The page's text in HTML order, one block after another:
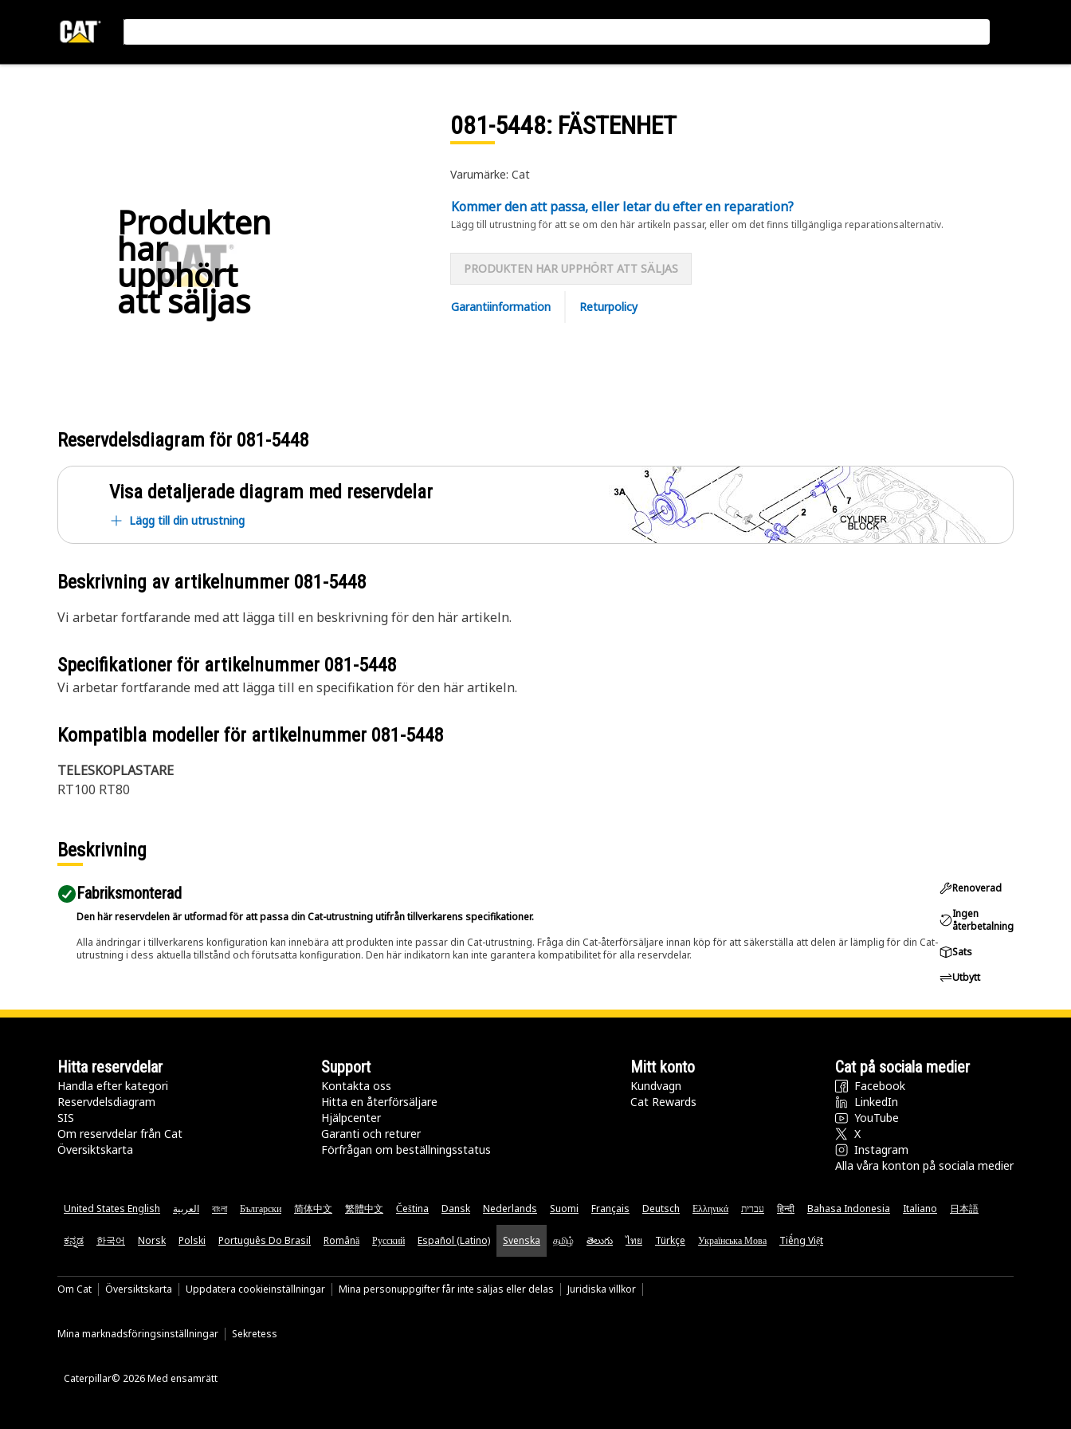
Produkten
har
upphört
att säljas
081-5448: FÄSTENHET
Varumärke: Cat
Kommer den att passa, eller letar du efter en reparation?
Lägg till utrustning för att se om den här artikeln passar, eller om det finns tillgängliga reparationsalternativ.
PRODUKTEN HAR UPPHÖRT ATT SÄLJAS
Garantiinformation Returpolicy
Reservdelsdiagram för 081-5448
Visa detaljerade diagram med reservdelar
Lägg till din utrustning
Beskrivning av artikelnummer 081-5448
Vi arbetar fortfarande med att lägga till en beskrivning för den här artikeln.
Specifikationer för artikelnummer 081-5448
Vi arbetar fortfarande med att lägga till en specifikation för den här artikeln.
Kompatibla modeller för artikelnummer 081-5448
TELESKOPLASTARE
RT100 RT80
Beskrivning
Fabriksmonterad
Den här reservdelen är utformad för att passa din Cat-utrustning utifrån tillverkarens specifikationer.
Alla ändringar i tillverkarens konfiguration kan innebära att produkten inte passar din Cat-utrustning. Fråga din Cat-återförsäljare innan köp för att säkerställa att delen är lämplig för din Cat-
utrustning i dess aktuella tillstånd och förutsatta konfiguration. Den här indikatorn kan inte garantera kompatibilitet för alla reservdelar.
Renoverad
Ingen
återbetalning
Sats
Utbytt
Hitta reservdelar
Handla efter kategori
Reservdelsdiagram
SIS
Om reservdelar från Cat
Översiktskarta
Support
Kontakta oss
Hitta en återförsäljare
Hjälpcenter
Garanti och returer
Förfrågan om beställningsstatus
Mitt konto
Kundvagn
Cat Rewards
Cat på sociala medier
Facebook
LinkedIn
YouTube
X
Instagram
Alla våra konton på sociala medier
United States English العربية বাংলা Български 简体中文 繁體中文 Čeština Dansk Nederlands Suomi Français Deutsch Ελληνικά עברית हिन्दी Bahasa Indonesia Italiano 日本語
ಕನ್ನಡ 한국어 Norsk Polski Português Do Brasil Română Русский Español (Latino) Svenska தமிழ் తెలుగు ไทย Türkçe Українська Мова Tiếng Việt
Om Cat Översiktskarta Uppdatera cookieinställningar Mina personuppgifter får inte säljas eller delas Juridiska villkor
Mina marknadsföringsinställningar Sekretess
Caterpillar© 2026 Med ensamrätt